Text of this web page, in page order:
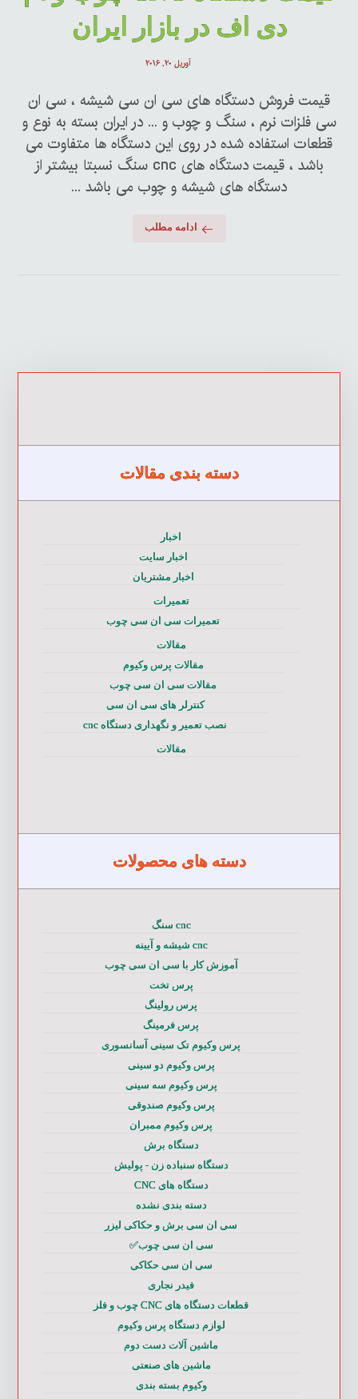
دی اف در بازار ایران
آوریل ۲۰, ۲۰۱۶
قیمت فروش دستگاه های سی ان سی شیشه ، سی ان
سی فلزات نرم ، سنگ و چوب و ... در ایران بسته به نوع و
قطعات استفاده شده در روی این دستگاه ها متفاوت می
باشد ، قیمت دستگاه های cnc سنگ نسبتا بیشتر از
دستگاه های شیشه و چوب می باشد ...
ادامه مطلب
دسته بندی مقالات
اخبار
اخبار سایت
اخبار مشتریان
تعمیرات
تعمیرات سی ان سی چوب
مقالات
مقالات پرس وکیوم
مقالات سی ان سی چوب
کنترلر های سی ان سی
نصب تعمیر و نگهداری دستگاه cnc
مقالات
دسته های محصولات
cnc سنگ
cnc شیشه و آیینه
آموزش کار با سی ان سی چوب
پرس تخت
پرس رولینگ
پرس فرمینگ
پرس وکیوم تک سینی آسانسوری
پرس وکیوم دو سینی
پرس وکیوم سه سینی
پرس وکیوم صندوقی
پرس وکیوم ممبران
دستگاه برش
دستگاه سنباده زن - پولیش
دستگاه های CNC
دسته بندی نشده
سی ان سی برش و حکاکی لیزر
سی ان سی چوب✅
سی ان سی حکاکی
فیدر نجاری
قطعات دستگاه های CNC چوب و فلز
لوازم دستگاه پرس وکیوم
ماشین آلات دست دوم
ماشین های صنعتی
وکیوم بسته بندی